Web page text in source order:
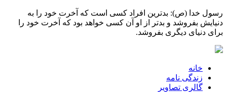
رسول خدا (ص): بدترین افراد کسی است که آخرت خود را به
دنیایش بفروشد و بدتر از او آن کسی خواهد بود که آخرت خود را
برای دنیای دیگری بفروشد.
خانه
زندگی نامه
گالری تصاویر